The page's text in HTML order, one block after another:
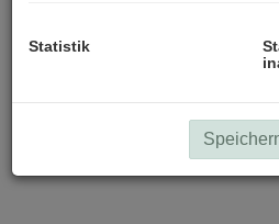
Statistik